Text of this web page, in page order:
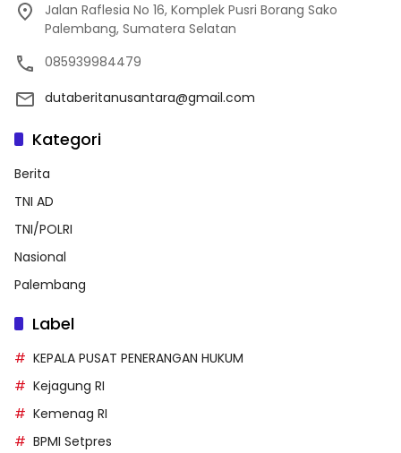
Jalan Raflesia No 16, Komplek Pusri Borang Sako
Palembang, Sumatera Selatan
085939984479
dutaberitanusantara@gmail.com
Kategori
Berita
TNI AD
TNI/POLRI
Nasional
Palembang
Label
KEPALA PUSAT PENERANGAN HUKUM
Kejagung RI
Kemenag RI
BPMI Setpres